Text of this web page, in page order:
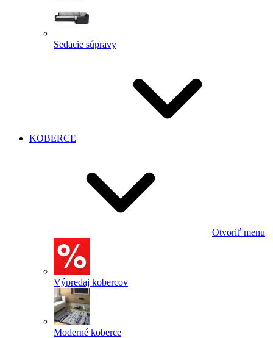
Sedacie súpravy
KOBERCE
Otvoriť menu
Výpredaj kobercov
Moderné koberce